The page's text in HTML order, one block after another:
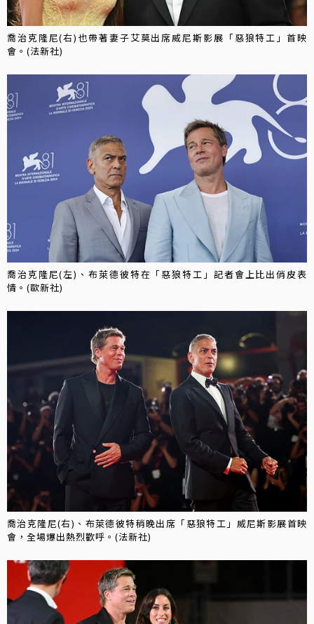
喬治克隆尼(右)也帶著妻子艾莫出席威尼斯影展「惡狼特工」首映
會。(法新社)
喬治克隆尼(左)、布萊德彼特在「惡狼特工」記者會上比出俏皮表
情。(歐新社)
喬治克隆尼(右)、布萊德彼特稍晚出席「惡狼特工」威尼斯影展首映
會，全場爆出熱烈歡呼。(法新社)